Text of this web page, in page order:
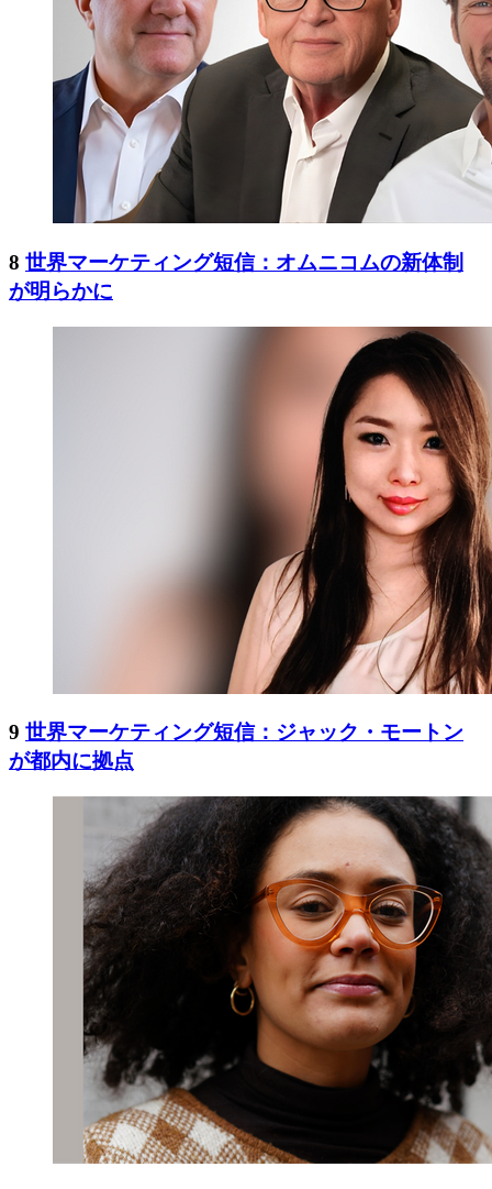
8 世界マーケティング短信：オムニコムの新体制
が明らかに
9 世界マーケティング短信：ジャック・モートン
が都内に拠点